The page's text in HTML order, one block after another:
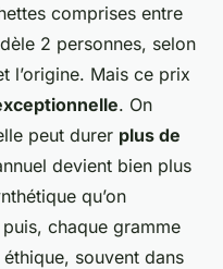
comprises entre
2 personnes, selon
l’origine. Mais ce prix
. On
peut durer plus de
devient bien plus
qu’on
chaque gramme
souvent dans